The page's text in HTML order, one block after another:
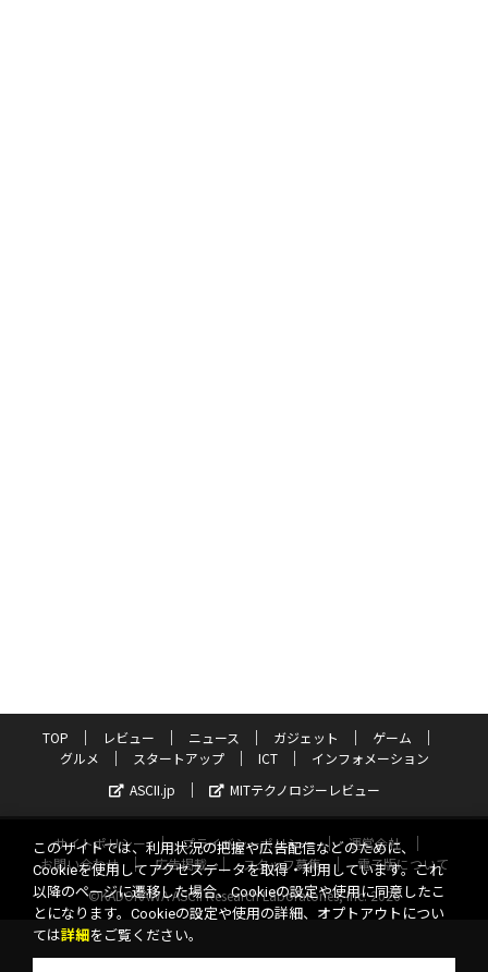
TOP レビュー ニュース ガジェット
ゲーム
グルメ
スタートアップ ICT
インフォメーション
ASCII.jp
MITテクノロジーレビュー
サイトポリシー プライバシーポリシー
運営会社
お問い合わせ
広告掲載 スタッフ募集
電子版について
©KADOKAWA ASCII Research Laboratories, Inc. 2026
このサイトでは、利用状況の把握や広告配信などのために、
Cookieを使用してアクセスデータを取得・利用しています。これ
以降のページに遷移した場合、Cookieの設定や使用に同意したこ
とになります。Cookieの設定や使用の詳細、オプトアウトについ
ては詳細 をご覧ください。